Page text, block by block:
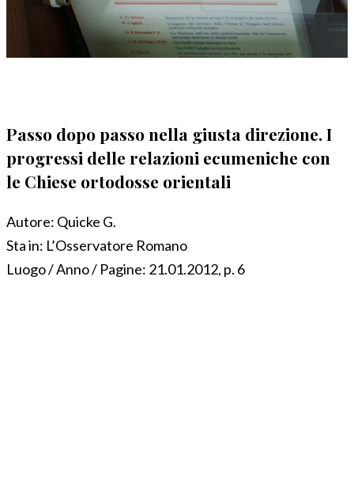
Passo dopo passo nella giusta direzione. I
progressi delle relazioni ecumeniche con
le Chiese ortodosse orientali
Autore: Quicke G.
Sta in: L’Osservatore Romano
Luogo / Anno / Pagine: 21.01.2012, p. 6